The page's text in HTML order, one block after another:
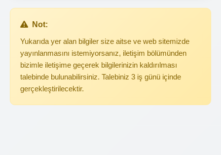
Not:
Yukarıda yer alan bilgiler size aitse ve web sitemizde
yayınlanmasını istemiyorsanız, iletişim bölümünden
bizimle iletişime geçerek bilgilerinizin kaldırılması
talebinde bulunabilirsiniz. Talebiniz 3 iş günü içinde
gerçekleştirilecektir.